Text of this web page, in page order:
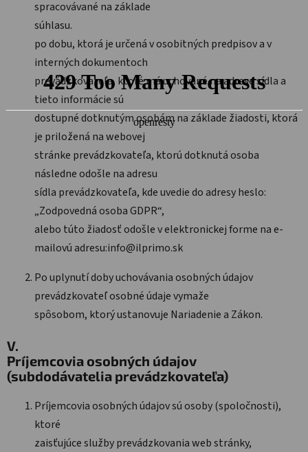
spracovávané na základe
súhlasu.
po dobu, ktorá je určená v osobitných predpisov a v
interných dokumentoch
prevádzkovateľa, ktoré má uchované na adrese sídla a
tieto informácie sú
dostupné dotknutým osobám na základe žiadosti, ktorá
je priložená na webovej
stránke prevádzkovateľa, ktorú dotknutá osoba
následne odošle na adresu
sídla prevádzkovateľa, kde uvedie do adresy heslo:
„Zodpovedná osoba GDPR“,
alebo túto žiadosť odošle v elektronickej forme na e-
mailovú adresu:info@ilprimo.sk
Po uplynutí doby uchovávania osobných údajov
prevádzkovateľ osobné údaje vymaže
spôsobom, ktorý ustanovuje Nariadenie a Zákon.
V.
Príjemcovia osobných údajov
(subdodávatelia prevádzkovateľa)
Príjemcovia osobných údajov sú osoby (spoločnosti),
ktoré
zaisťujúce služby prevádzkovania web stránky,